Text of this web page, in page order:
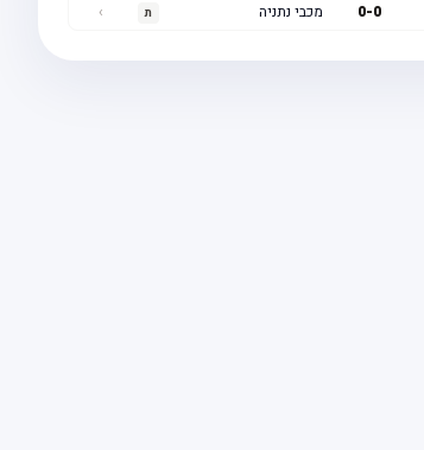
0-0 מכבי נתניה ת ›